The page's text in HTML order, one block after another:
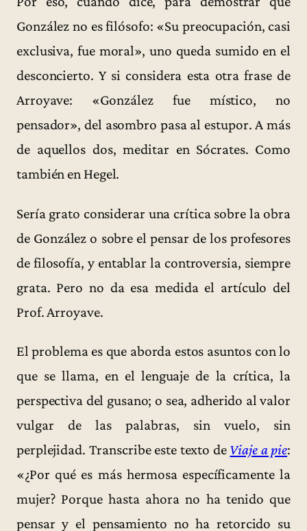
González no es filósofo: «Su preocupación, casi
exclusiva, fue moral», uno queda sumido en el
desconcierto. Y si considera esta otra frase de
Arroyave: «González fue místico, no
pensador», del asombro pasa al estupor. A más
de aquellos dos, meditar en Sócrates. Como
también en Hegel.
Sería grato considerar una crítica sobre la obra
de González o sobre el pensar de los profesores
de filosofía, y entablar la controversia, siempre
grata. Pero no da esa medida el artículo del
Prof. Arroyave.
El problema es que aborda estos asuntos con lo
que se llama, en el lenguaje de la crítica, la
perspectiva del gusano; o sea, adherido al valor
vulgar de las palabras, sin vuelo, sin
perplejidad. Transcribe este texto de Viaje a pie:
«¿Por qué es más hermosa específicamente la
mujer? Porque hasta ahora no ha tenido que
pensar y el pensamiento no ha retorcido su